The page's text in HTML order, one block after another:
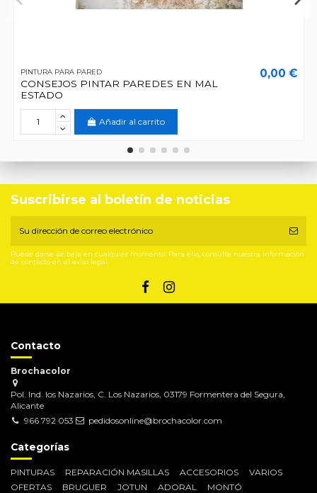
PINTURA PARA PARED
CONSEJOS PINTAR PAREDES EN MAL
ESTADO
0,00 €
Añadir al carrito
Suscribirse al boletín de noticias
Puede darse de baja en cualquier momento. Para ello, consulte nuestra información
de contacto en el aviso legal.
Contacto
Brochacolor
Pol. Ind. los Nazarios, C. Los Nazarios, 03179 Formentera del Segura,
Alicante
966 792 053
pedidosonline@brochacolor.com
Categorías
PINTURAS REPARACIÓN MASILLAS ACCESORIOS
VARIOS
OFERTAS
BRUGUER JOTUN ADORAL MONTÓ